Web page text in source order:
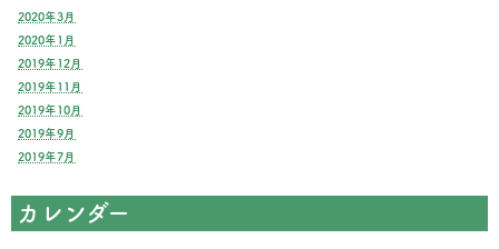
2020年3月
2020年1月
2019年12月
2019年11月
2019年10月
2019年9月
2019年7月
カレンダー